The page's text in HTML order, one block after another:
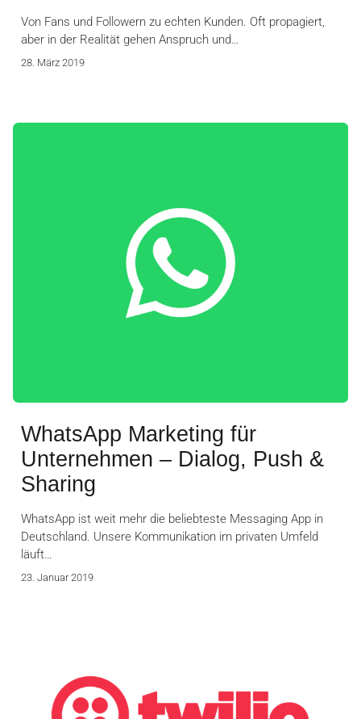
Von Fans und Followern zu echten Kunden. Oft propagiert,
aber in der Realität gehen Anspruch und…
28. März 2019
WhatsApp Marketing für
Unternehmen – Dialog, Push &
Sharing
WhatsApp ist weit mehr die beliebteste Messaging App in
Deutschland. Unsere Kommunikation im privaten Umfeld
läuft…
23. Januar 2019